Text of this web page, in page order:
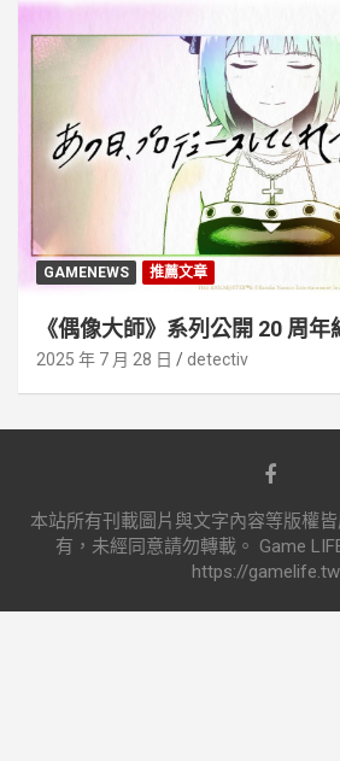
GAMENEWS 推薦文章
《偶像大師》系列公開 20 周年
2025 年 7 月 28 日 detectiv
本站所有刊載圖片與文字內容等版權
有，未經同意請勿轉載。 Game
https://gamelife.tw